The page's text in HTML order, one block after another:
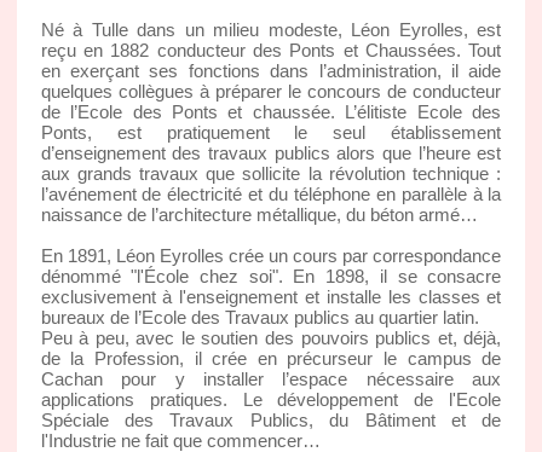
Né à Tulle dans un milieu modeste, Léon Eyrolles, est
reçu en 1882 conducteur des Ponts et Chaussées. Tout
en exerçant ses fonctions dans l’administration, il aide
quelques collègues à préparer le concours de conducteur
de l’Ecole des Ponts et chaussée. L’élitiste Ecole des
Ponts, est pratiquement le seul établissement
d’enseignement des travaux publics alors que l’heure est
aux grands travaux que sollicite la révolution technique :
l’avénement de électricité et du téléphone en parallèle à la
naissance de l’architecture métallique, du béton armé…
En 1891, Léon Eyrolles crée un cours par correspondance
dénommé "l'École chez soi". En 1898, il se consacre
exclusivement à l'enseignement et installe les classes et
bureaux de l’Ecole des Travaux publics au quartier latin.
Peu à peu, avec le soutien des pouvoirs publics et, déjà,
de la Profession, il crée en précurseur le campus de
Cachan pour y installer l’espace nécessaire aux
applications pratiques. Le développement de l'Ecole
Spéciale des Travaux Publics, du Bâtiment et de
l'Industrie ne fait que commencer…